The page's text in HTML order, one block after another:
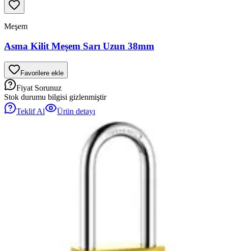
Meşem
Asma Kilit Meşem Sarı Uzun 38mm
Favorilere ekle
Fiyat Sorunuz
Stok durumu bilgisi gizlenmiştir
Teklif Al
Ürün detayı